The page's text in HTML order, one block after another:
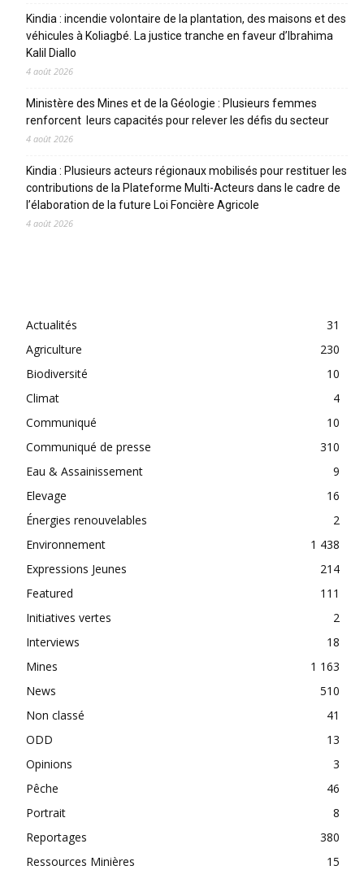
Kindia : incendie volontaire de la plantation, des maisons et des
véhicules à Koliagbé. La justice tranche en faveur d’Ibrahima
Kalil Diallo
4 août 2026
Ministère des Mines et de la Géologie : Plusieurs femmes
renforcent leurs capacités pour relever les défis du secteur
4 août 2026
Kindia : Plusieurs acteurs régionaux mobilisés pour restituer les
contributions de la Plateforme Multi-Acteurs dans le cadre de
l’élaboration de la future Loi Foncière Agricole
4 août 2026
Actualités
31
Agriculture
230
Biodiversité
10
Climat
4
Communiqué
10
Communiqué de presse
310
Eau & Assainissement
9
Elevage
16
Énergies renouvelables
2
Environnement
1 438
Expressions Jeunes
214
Featured
111
Initiatives vertes
2
Interviews
18
Mines
1 163
News
510
Non classé
41
ODD
13
Opinions
3
Pêche
46
Portrait
8
Reportages
380
Ressources Minières
15